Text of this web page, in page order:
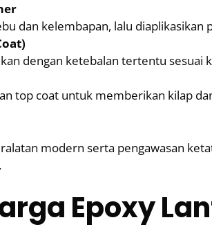
dan kelembapan, lalu diaplikasikan
dengan ketebalan tertentu sesuai
top coat untuk memberikan kilap
modern serta pengawasan
Epoxy